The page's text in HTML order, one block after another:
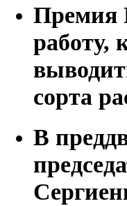
Премия
работу,
сорта
В